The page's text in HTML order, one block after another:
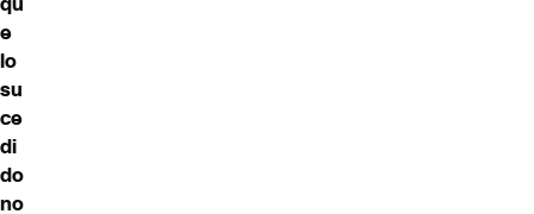
e
lo
su
ce
di
do
no